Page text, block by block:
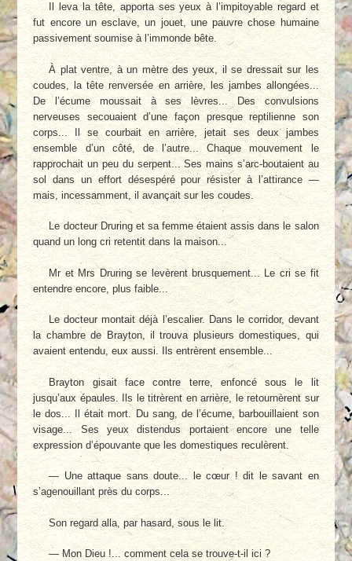
Il leva la tête, apporta ses yeux à l’impitoyable regard et
fut encore un esclave, un jouet, une pauvre chose humaine
passivement soumise à l’immonde bête.
À plat ventre, à un mètre des yeux, il se dressait sur les
coudes, la tête renversée en arrière, les jambes allongées...
De l’écume moussait à ses lèvres... Des convulsions
nerveuses secouaient d’une façon presque reptilienne son
corps... Il se courbait en arrière, jetait ses deux jambes
ensemble d’un côté, de l’autre... Chaque mouvement le
rapprochait un peu du serpent... Ses mains s’arc-boutaient au
sol dans un effort désespéré pour résister à l’attirance —
mais, incessamment, il avançait sur les coudes.
Le docteur Druring et sa femme étaient assis dans le salon
quand un long cri retentit dans la maison...
Mr et Mrs Druring se levèrent brusquement... Le cri se fit
entendre encore, plus faible...
Le docteur montait déjà l’escalier. Dans le corridor, devant
la chambre de Brayton, il trouva plusieurs domestiques, qui
avaient entendu, eux aussi. Ils entrèrent ensemble...
Brayton gisait face contre terre, enfoncé sous le lit
jusqu’aux épaules. Ils le titrèrent en arrière, le retournèrent sur
le dos... Il était mort. Du sang, de l’écume, barbouillaient son
visage... Ses yeux distendus portaient encore une telle
expression d’épouvante que les domestiques reculèrent.
— Une attaque sans doute... le cœur ! dit le savant en
s’agenouillant près du corps...
Son regard alla, par hasard, sous le lit.
— Mon Dieu !... comment cela se trouve-t-il ici ?